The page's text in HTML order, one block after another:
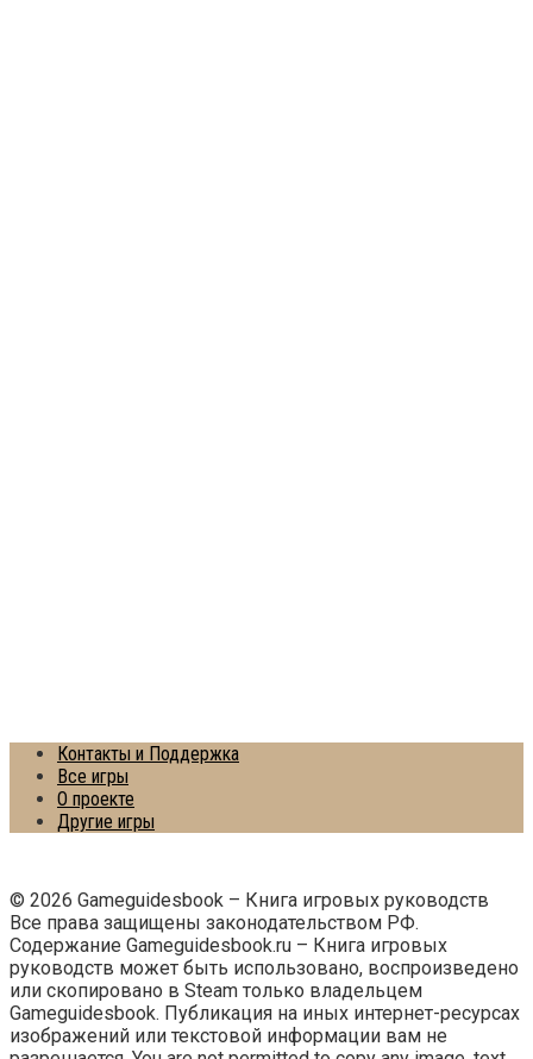
Контакты и Поддержка
Все игры
О проекте
Другие игры
© 2026 Gameguidesbook – Книга игровых руководств
Все права защищены законодательством РФ.
Содержание Gameguidesbook.ru – Книга игровых
руководств может быть использовано, воспроизведено
или скопировано в Steam только владельцем
Gameguidesbook. Публикация на иных интернет-ресурсах
изображений или текстовой информации вам не